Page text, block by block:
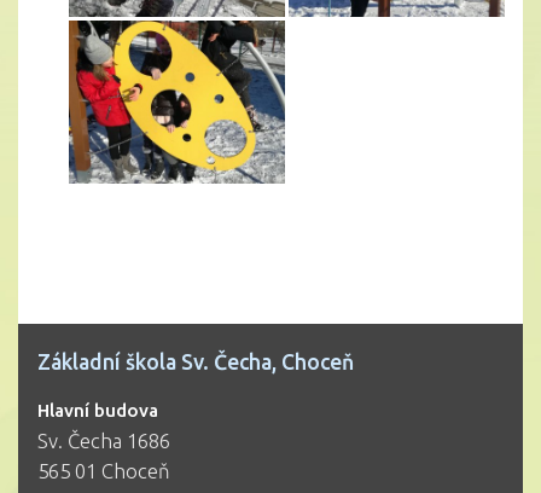
Základní škola Sv. Čecha, Choceň
Hlavní budova
Sv. Čecha 1686
565 01 Choceň